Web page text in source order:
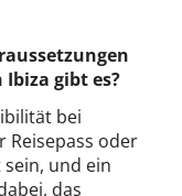
gibt es?
bei
Reisepass oder
und ein
das